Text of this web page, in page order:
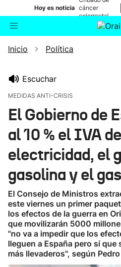
Hoy es noticia cáncer
colorrectal
Buscador
Inicio Política
Escuchar
MEDIDAS ANTI-CRISIS
El Gobierno de
al 10 % el IVA
electricidad, el
gasolina y el
El Consejo de Ministros
este viernes un primer
los efectos de la guerra en
que movilizarán 5000
"no va a impedir que los
lleguen a España pero sí
más llevaderos", según